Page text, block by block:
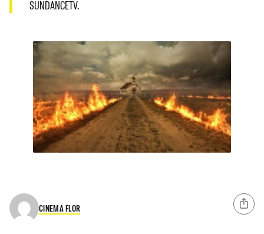
SUNDANCETV.
CINEMA FLOR